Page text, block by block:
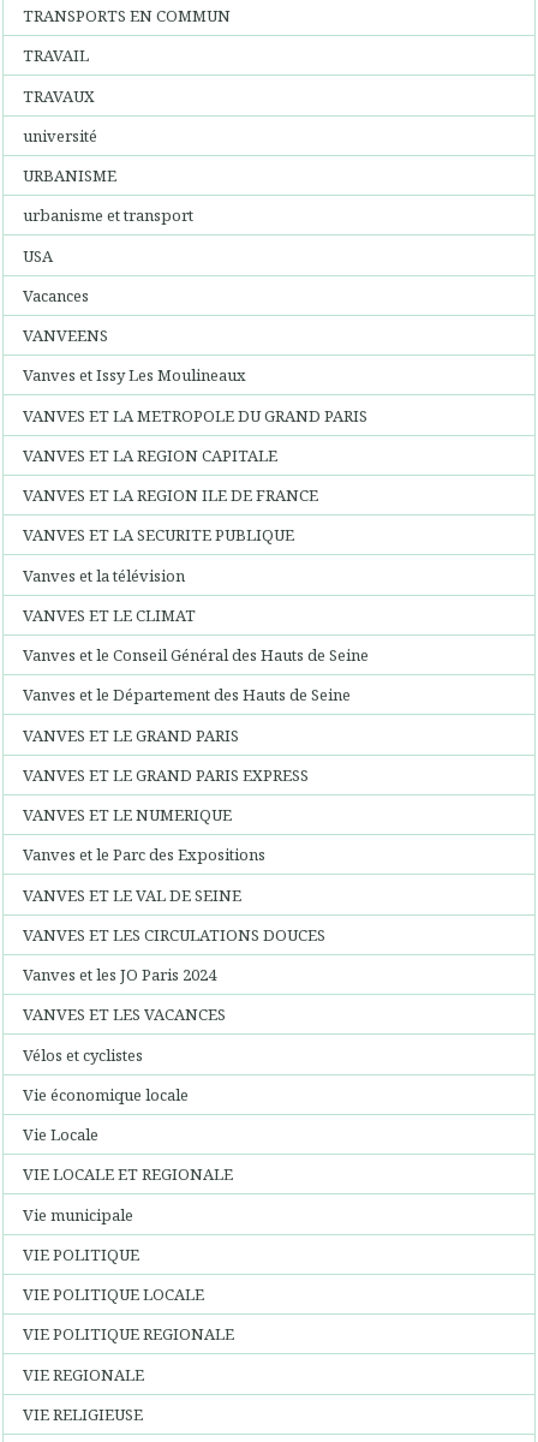
TRANSPORTS EN COMMUN
TRAVAIL
TRAVAUX
université
URBANISME
urbanisme et transport
USA
Vacances
VANVEENS
Vanves et Issy Les Moulineaux
VANVES ET LA METROPOLE DU GRAND PARIS
VANVES ET LA REGION CAPITALE
VANVES ET LA REGION ILE DE FRANCE
VANVES ET LA SECURITE PUBLIQUE
Vanves et la télévision
VANVES ET LE CLIMAT
Vanves et le Conseil Général des Hauts de Seine
Vanves et le Département des Hauts de Seine
VANVES ET LE GRAND PARIS
VANVES ET LE GRAND PARIS EXPRESS
VANVES ET LE NUMERIQUE
Vanves et le Parc des Expositions
VANVES ET LE VAL DE SEINE
VANVES ET LES CIRCULATIONS DOUCES
Vanves et les JO Paris 2024
VANVES ET LES VACANCES
Vélos et cyclistes
Vie économique locale
Vie Locale
VIE LOCALE ET REGIONALE
Vie municipale
VIE POLITIQUE
VIE POLITIQUE LOCALE
VIE POLITIQUE REGIONALE
VIE REGIONALE
VIE RELIGIEUSE